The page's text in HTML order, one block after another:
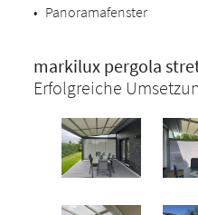
• Panoramafenster
markilux pergola
Erfolgreiche